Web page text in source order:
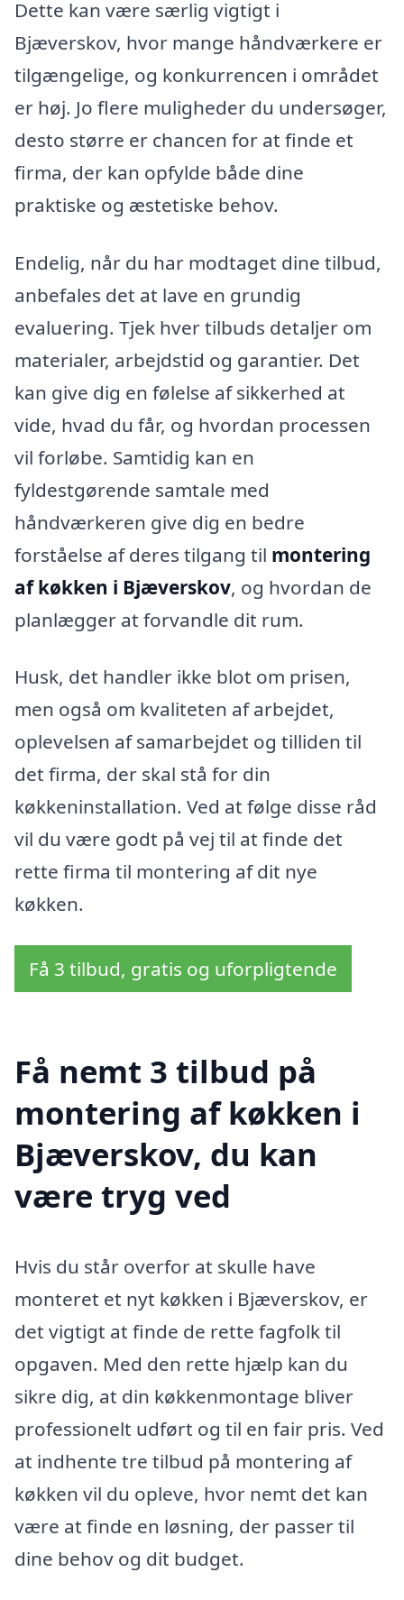
Dette kan være særlig vigtigt i
Bjæverskov, hvor mange håndværkere er
tilgængelige, og konkurrencen i området
er høj. Jo flere muligheder du undersøger,
desto større er chancen for at finde et
firma, der kan opfylde både dine
praktiske og æstetiske behov.
Endelig, når du har modtaget dine tilbud,
anbefales det at lave en grundig
evaluering. Tjek hver tilbuds detaljer om
materialer, arbejdstid og garantier. Det
kan give dig en følelse af sikkerhed at
vide, hvad du får, og hvordan processen
vil forløbe. Samtidig kan en
fyldestgørende samtale med
håndværkeren give dig en bedre
forståelse af deres tilgang til montering
af køkken i Bjæverskov, og hvordan de
planlægger at forvandle dit rum.
Husk, det handler ikke blot om prisen,
men også om kvaliteten af arbejdet,
oplevelsen af samarbejdet og tilliden til
det firma, der skal stå for din
køkkeninstallation. Ved at følge disse råd
vil du være godt på vej til at finde det
rette firma til montering af dit nye
køkken.
Få 3 tilbud, gratis og uforpligtende
Få nemt 3 tilbud på
montering af køkken i
Bjæverskov, du kan
være tryg ved
Hvis du står overfor at skulle have
monteret et nyt køkken i Bjæverskov, er
det vigtigt at finde de rette fagfolk til
opgaven. Med den rette hjælp kan du
sikre dig, at din køkkenmontage bliver
professionelt udført og til en fair pris. Ved
at indhente tre tilbud på montering af
køkken vil du opleve, hvor nemt det kan
være at finde en løsning, der passer til
dine behov og dit budget.